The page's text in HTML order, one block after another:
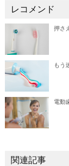
レコメンド
押さ
もう
電動
関連記事